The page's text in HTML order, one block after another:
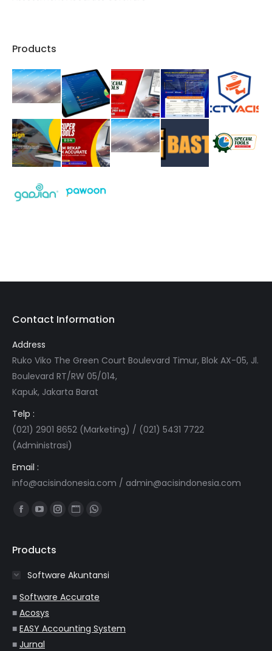
Products
Contact Information
Address
Ruko Viko The Green Court Boulevard Timur, Blok AX-05, Jl.
Boulevard RT/RW 05/014,
Kapuk, Jakarta Barat
Telp :
(021) 2901 8652 (Marketing) / (021) 5431 7722
(Administrasi)
Email :
info@acisindonesia.com / admin@acisindonesia.com
Find us on:
Facebook
opens
new
window
YouTube
opens
new
window
Instagram
new
window
Website
new
window
Whatsapp
new
window
Products
Software Akuntansi
■ Software Accurate
■ Acosys
■ EASY Accounting System
■ Jurnal